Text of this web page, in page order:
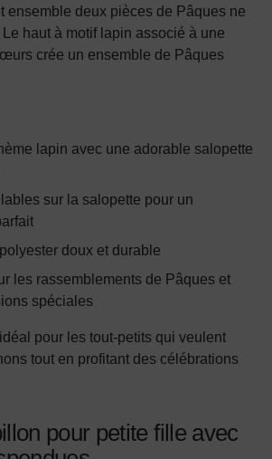
ensemble deux pièces de Pâques ne
haut à motif lapin associé à une
crée un ensemble de Pâques
lapin avec une adorable salopette
sur la salopette pour un
doux et durable
les rassemblements de Pâques et
spéciales
pour les tout-petits qui veulent
tout en profitant des célébrations
pour petite fille avec